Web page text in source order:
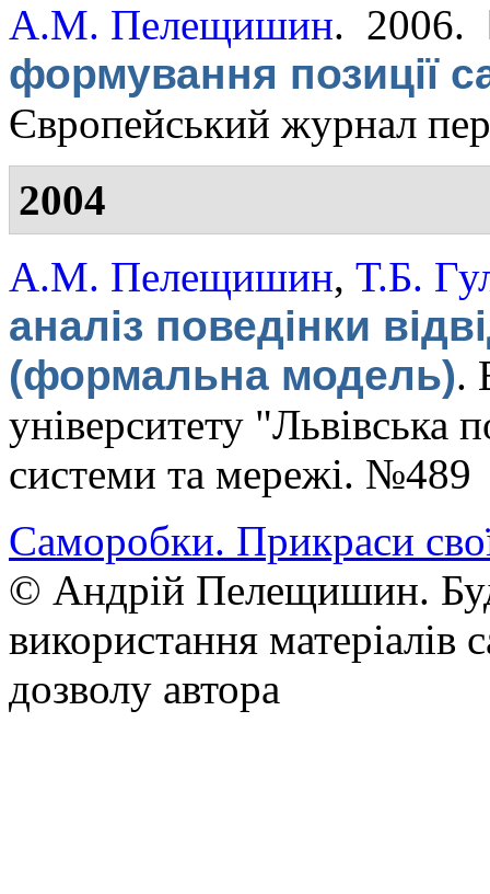
А.М. Пелещишин. 2006.
формування позиції
Європейський журнал
2004
А.М. Пелещишин, Т.Б.
аналіз поведінки
(формальна модель).
університету "Львівська
системи та мережі. №489
Саморобки. Прикраси
© Андрій Пелещишин.
використання матеріалів
дозволу автора